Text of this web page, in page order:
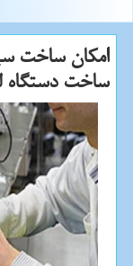
امكان ساخت
ساخت دستگاه